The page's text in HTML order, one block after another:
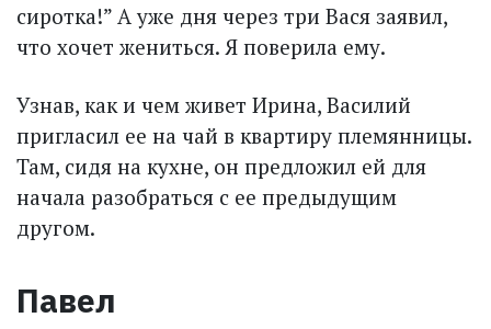
сиротка!” А уже дня через три Вася заявил,
что хочет жениться. Я поверила ему.
Узнав, как и чем живет Ирина, Василий
пригласил ее на чай в квартиру племянницы.
Там, сидя на кухне, он предложил ей для
начала разобраться с ее предыдущим
другом.
Павел